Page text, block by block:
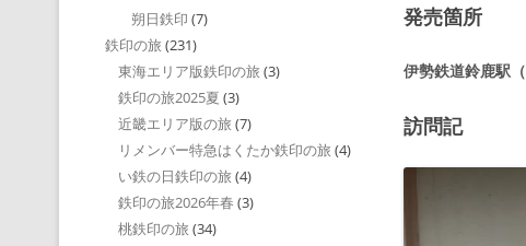
発売箇所
伊勢鉄道鈴鹿駅（
訪問記
朔日鉄印 (7)
鉄印の旅 (231)
東海エリア版鉄印の旅 (3)
鉄印の旅2025夏 (3)
近畿エリア版の旅 (7)
リメンバー特急はくたか鉄印の旅 (4)
い鉄の日鉄印の旅 (4)
鉄印の旅2026年春 (3)
桃鉄印の旅 (34)